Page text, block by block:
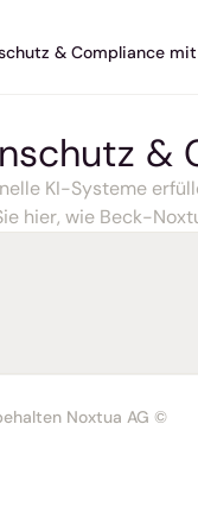
& Compliance
&
KI-Systeme
hier, wie Beck-
Noxtua AG ©